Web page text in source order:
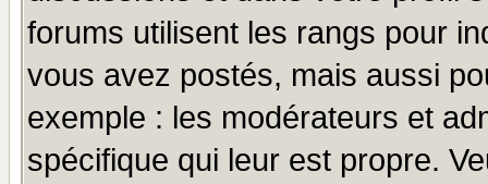
forums utilisent les rangs pour
vous avez postés, mais aussi
exemple : les modérateurs et
spécifique qui leur est propre.